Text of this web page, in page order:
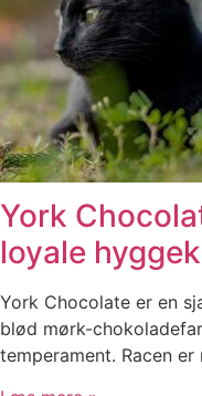
York
loyale
York Chocolate er en
blød mørk-
temperament. Racen